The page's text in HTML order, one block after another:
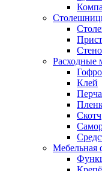
Расходные
Клей
Скотч
Мебельная